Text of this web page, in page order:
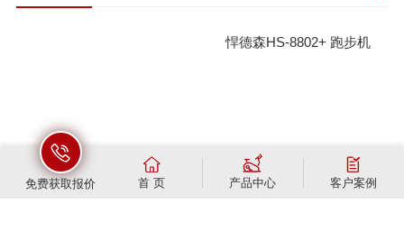
悍德森HS-8802+ 跑步机
免费获取报价 首 页 产品中心 客户案例